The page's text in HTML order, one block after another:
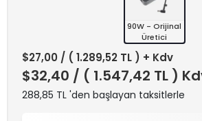
90W - Orijinal
Üretici
$27,00 / ( 1.289,52 TL ) + Kdv
$32,40 / ( 1.547,42 TL )
288,85 TL 'den başlayan taksitlerle